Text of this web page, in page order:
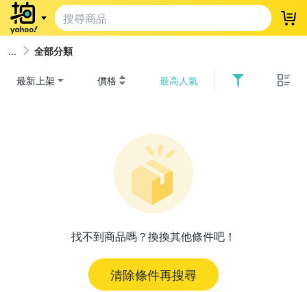
登
全部分類
最新上架 價格 最高人氣
找不到商品嗎？換換其他條件吧！
清除條件再搜尋